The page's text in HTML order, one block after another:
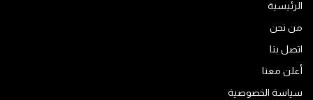
الرئيسية
من نحن
اتصل بنا
أعلن معنا
سياسة الخصوصية